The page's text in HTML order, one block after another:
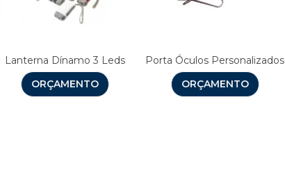
Lanterna Dínamo 3 Leds
ORÇAMENTO
Porta Óculos Personalizados
ORÇAMENTO